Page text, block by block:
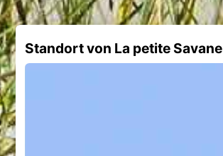
Standort von La petite Savane